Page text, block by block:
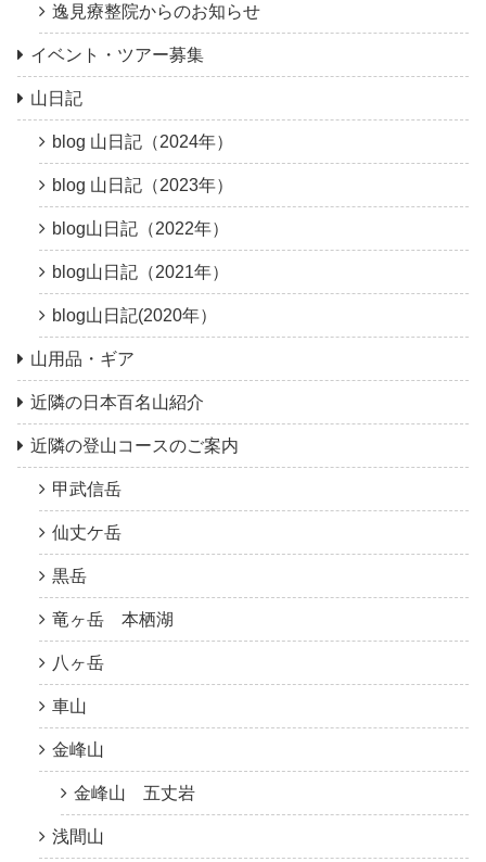
逸見療整院からのお知らせ
イベント・ツアー募集
山日記
blog 山日記（2024年）
blog 山日記（2023年）
blog山日記（2022年）
blog山日記（2021年）
blog山日記(2020年）
山用品・ギア
近隣の日本百名山紹介
近隣の登山コースのご案内
甲武信岳
仙丈ケ岳
黒岳
竜ヶ岳 本栖湖
八ヶ岳
車山
金峰山
金峰山 五丈岩
浅間山